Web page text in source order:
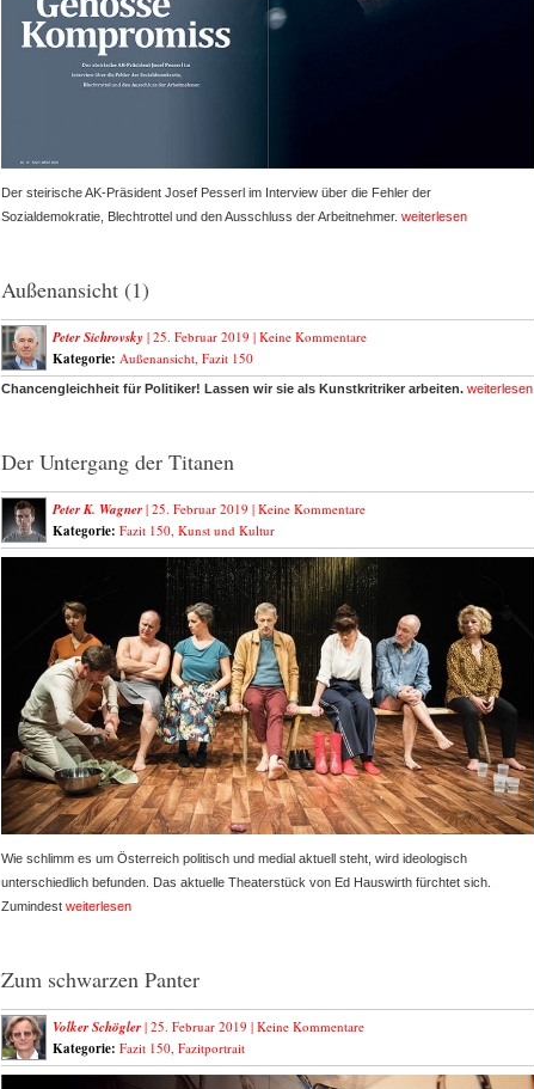
Der steirische AK-Präsident Josef Pesserl im Interview über die Fehler der
Sozialdemokratie, Blechtrottel und den Ausschluss der Arbeitnehmer. weiterlesen
Außenansicht (1)
Peter Sichrovsky | 25. Februar 2019 | Keine Kommentare
Kategorie: Außenansicht, Fazit 150
Chancengleichheit für Politiker! Lassen wir sie als Kunstkritriker arbeiten. weiterlesen
Der Untergang der Titanen
Peter K. Wagner| 25. Februar 2019 | Keine Kommentare
Kategorie: Fazit 150, Kunst und Kultur
Wie schlimm es um Österreich politisch und medial aktuell steht, wird ideologisch
unterschiedlich befunden. Das aktuelle Theaterstück von Ed Hauswirth fürchtet sich.
Zumindest weiterlesen
Zum schwarzen Panter
Volker Schögler| 25. Februar 2019 | Keine Kommentare
Kategorie: Fazit 150, Fazitportrait